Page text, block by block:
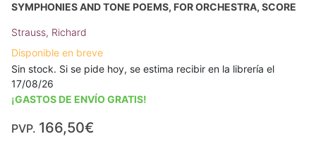
SYMPHONIES AND TONE POEMS, FOR ORCHESTRA, SCORE
Strauss, Richard
Disponible en breve
Sin stock. Si se pide hoy, se estima recibir en la librería el
17/08/26
¡GASTOS DE ENVÍO GRATIS!
PVP. 166,50€